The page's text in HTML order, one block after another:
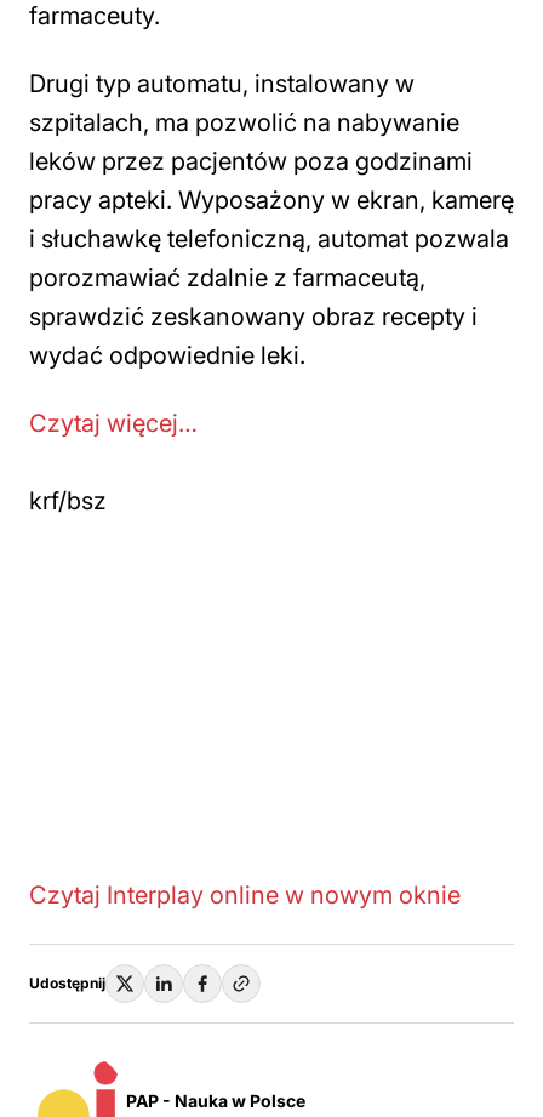
farmaceuty.
Drugi typ automatu, instalowany w
szpitalach, ma pozwolić na nabywanie
leków przez pacjentów poza godzinami
pracy apteki. Wyposażony w ekran, kamerę
i słuchawkę telefoniczną, automat pozwala
porozmawiać zdalnie z farmaceutą,
sprawdzić zeskanowany obraz recepty i
wydać odpowiednie leki.
Czytaj więcej…
krf/bsz
Czytaj Interplay online w nowym oknie
Udostępnij
PAP - Nauka w Polsce